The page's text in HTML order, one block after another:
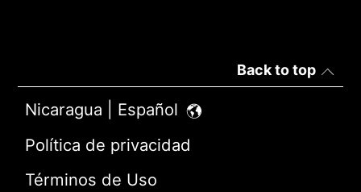
Back to top
Nicaragua | Español
Política de privacidad
Términos de Uso